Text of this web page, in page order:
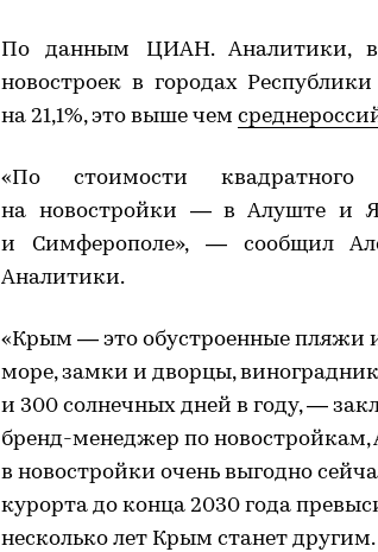
По данным ЦИАН. Аналитики, в
новостроек в городах
на 21,1%, это выше чем
«По стоимости
на новостройки — в Алуште и
и Симферополе», — сообщил
Аналитики.
«Крым — это обустроенные пляжи
море, замки и дворцы,
и 300 солнечных дней в году, —
бренд-менеджер по
в новостройки очень выгодно
курорта до конца 2030 года
несколько лет Крым станет